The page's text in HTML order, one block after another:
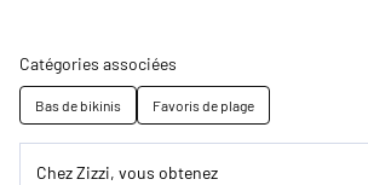
Catégories associées
Bas de bikinis Favoris de plage
Chez Zizzi, vous obtenez